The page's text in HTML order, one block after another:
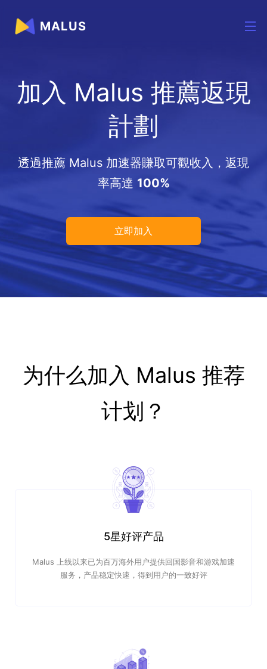
MALUS
加入 Malus 推薦返現
計劃
透過推薦 Malus 加速器賺取可觀收入，返現
率高達 100%
立即加入
为什么加入 Malus 推荐
计划？
5星好评产品
Malus 上线以来已为百万海外用户提供回国影音和游戏加速
服务，产品稳定快速，得到用户的一致好评